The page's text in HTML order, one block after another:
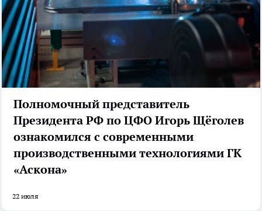
Полномочный представитель
Президента РФ по ЦФО Игорь Щёголев
ознакомился с современными
производственными технологиями ГК
«Аскона»
22 июля